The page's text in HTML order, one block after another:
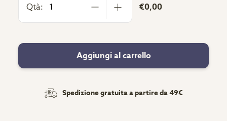
Qtà: €0,00
Aggiungi al carrello
Spedizione gratuita a partire da 49€